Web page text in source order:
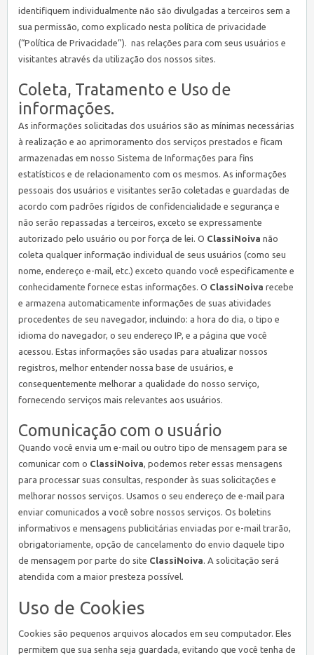
identifiquem individualmente não são divulgadas a terceiros sem a
sua permissão, como explicado nesta política de privacidade
(“Política de Privacidade”). nas relações para com seus usuários e
visitantes através da utilização dos nossos sites.
Coleta, Tratamento e Uso de
informações.
As informações solicitadas dos usuários são as mínimas necessárias
à realização e ao aprimoramento dos serviços prestados e ficam
armazenadas em nosso Sistema de Informações para fins
estatísticos e de relacionamento com os mesmos. As informações
pessoais dos usuários e visitantes serão coletadas e guardadas de
acordo com padrões rígidos de confidencialidade e segurança e
não serão repassadas a terceiros, exceto se expressamente
autorizado pelo usuário ou por força de lei. O ClassiNoiva não
coleta qualquer informação individual de seus usuários (como seu
nome, endereço e-mail, etc.) exceto quando você especificamente e
conhecidamente fornece estas informações. O ClassiNoiva recebe
e armazena automaticamente informações de suas atividades
procedentes de seu navegador, incluindo: a hora do dia, o tipo e
idioma do navegador, o seu endereço IP, e a página que você
acessou. Estas informações são usadas para atualizar nossos
registros, melhor entender nossa base de usuários, e
consequentemente melhorar a qualidade do nosso serviço,
fornecendo serviços mais relevantes aos usuários.
Comunicação com o usuário
Quando você envia um e-mail ou outro tipo de mensagem para se
comunicar com o ClassiNoiva, podemos reter essas mensagens
para processar suas consultas, responder às suas solicitações e
melhorar nossos serviços. Usamos o seu endereço de e-mail para
enviar comunicados a você sobre nossos serviços. Os boletins
informativos e mensagens publicitárias enviadas por e-mail trarão,
obrigatoriamente, opção de cancelamento do envio daquele tipo
de mensagem por parte do site ClassiNoiva. A solicitação será
atendida com a maior presteza possível.
Uso de Cookies
Cookies são pequenos arquivos alocados em seu computador. Eles
permitem que sua senha seja guardada, evitando que você tenha de